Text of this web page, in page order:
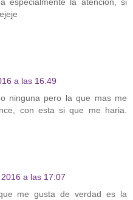
a las 16:49
ninguna pero la que mas me
con esta si que me haria.
a las 17:07
me gusta de verdad es la